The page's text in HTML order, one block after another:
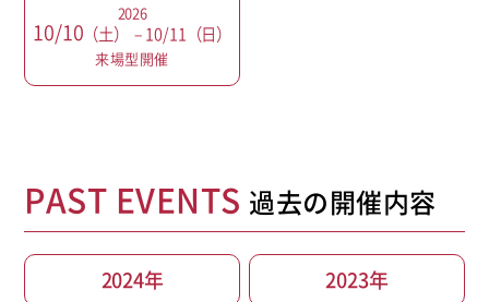
2026
10/10 （土） − 10/11（日）
来場型開催
PAST EVENTS 過去の開催内容
2024年 2023年